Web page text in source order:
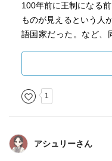
100年前に王制になる
ものが見えるという人
語国家だった。など、
う。１０年間もブー
プに滞在したという著
ある文章で、ブータン
面白い本だった。
1
アシュリーさん